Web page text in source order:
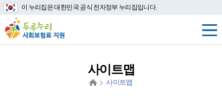
이 누리집은 대한민국 공식 전자정부 누리집입니다.
사이트맵
사이트맵